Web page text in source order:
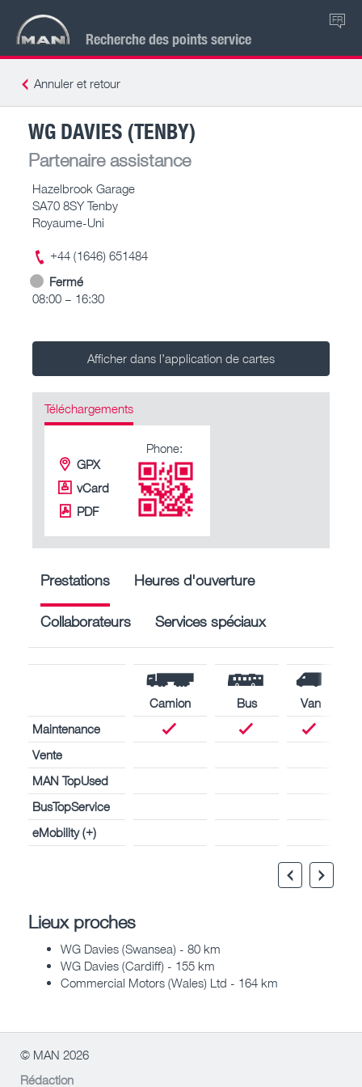
Recherche des points service
FR
Annuler et retour
WG DAVIES (TENBY)
Partenaire assistance
Hazelbrook Garage
SA70 8SY Tenby
Royaume-Uni
+44 (1646) 651484
Fermé
08:00 – 16:30
Afficher dans l’application de cartes
Téléchargements
GPX
vCard
PDF
Phone:
Prestations Heures d'ouverture
Collaborateurs Services spéciaux
Camion Bus
Van
Maintenance
Vente
MAN TopUsed
BusTopService
eMobility (+)
Lieux proches
WG Davies (Swansea) - 80 km
WG Davies (Cardiff) - 155 km
Commercial Motors (Wales) Ltd - 164 km
© MAN 2026
Rédaction